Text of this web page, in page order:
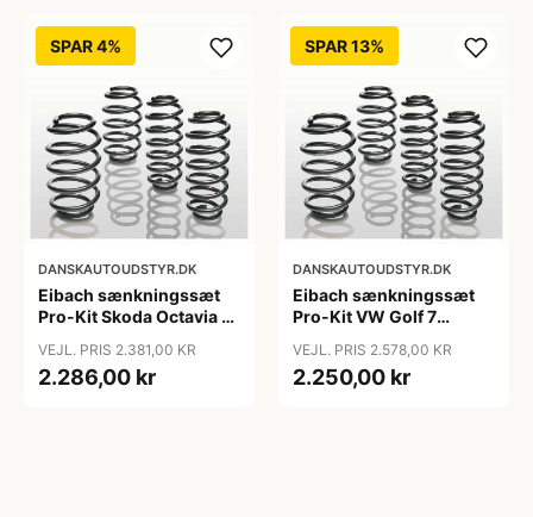
SPAR 4%
DANSKAUTOUDSTYR.DK
Eibach sænkningssæt
Pro-Kit Skoda Octavia 3
Hatchback (5E3, NL3,
NR3) - Fast bagaksel
VEJL. PRIS 2.381,00 KR
2.286,00 kr
SPAR 13%
DANSKAUTOUDSTYR.DK
Eibach sænkningssæt
Pro-Kit VW Golf 7
BE1, BE2)
VEJL. PRIS 2.578,00 KR
2.250,00 kr